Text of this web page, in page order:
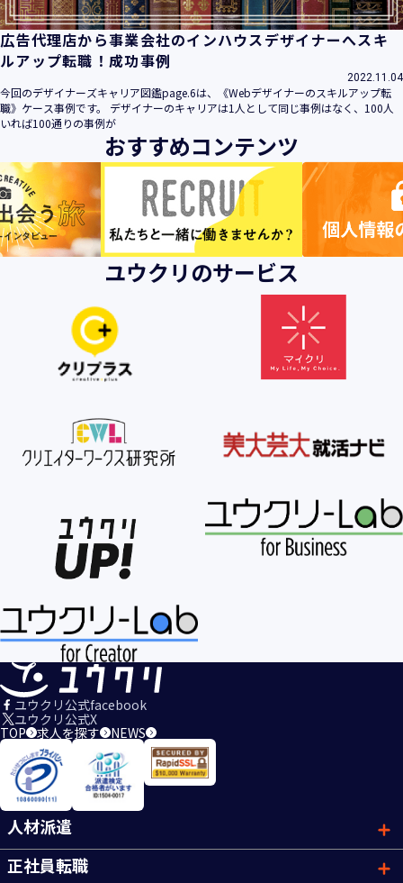
広告代理店から事業会社のインハウスデザイナーへスキ
ルアップ転職！成功事例
2022.11.04
今回のデザイナーズキャリア図鑑page.6は、《Webデザイナーのスキルアップ転
職》ケース事例です。 デザイナーのキャリアは1人として同じ事例はなく、100人
いれば100通りの事例が
おすすめコンテンツ
ユウクリのサービス
ユウクリ公式facebook
ユウクリ公式X
TOP 求人を探す NEWS
人材派遣
正社員転職